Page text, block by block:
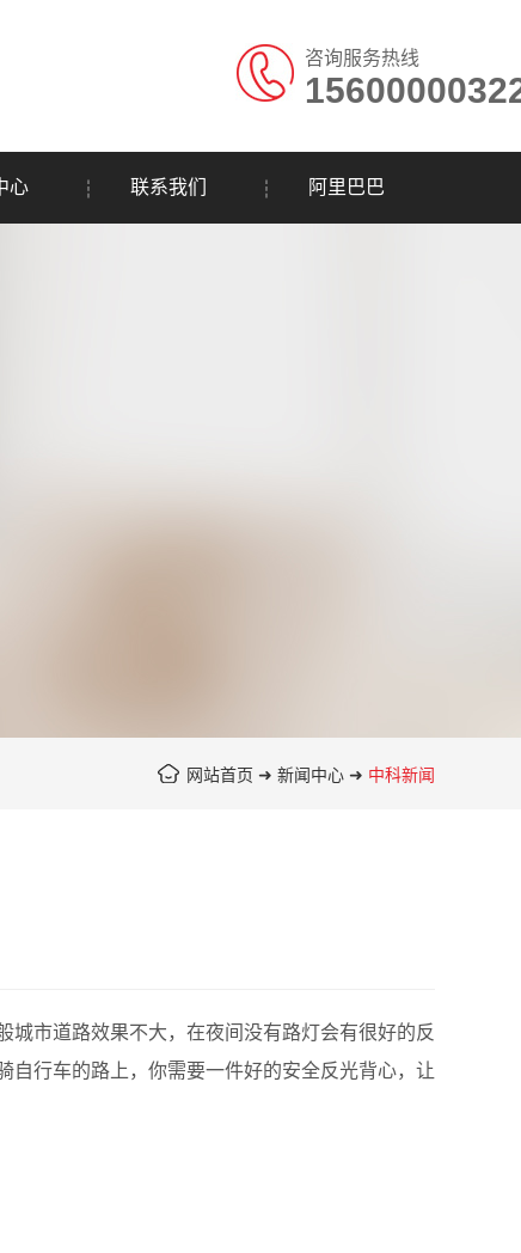
咨询服务热线
心 联系我们 阿里巴巴
网站首页 ➜ 新闻中心 ➜ 中科新闻
市道路效果不大，在夜间没有路灯会有很好的反
自行车的路上，你需要一件好的安全反光背心，让